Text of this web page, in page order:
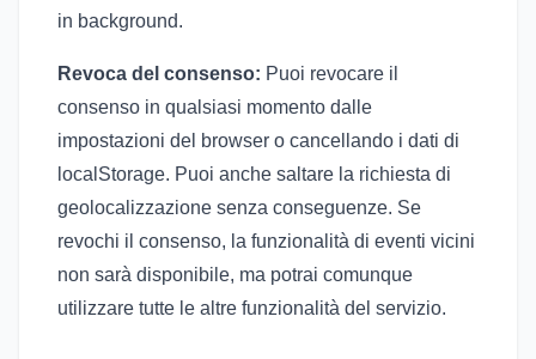
in background.
Revoca del consenso: Puoi revocare il
consenso in qualsiasi momento dalle
impostazioni del browser o cancellando i dati di
localStorage. Puoi anche saltare la richiesta di
geolocalizzazione senza conseguenze. Se
revochi il consenso, la funzionalità di eventi vicini
non sarà disponibile, ma potrai comunque
utilizzare tutte le altre funzionalità del servizio.